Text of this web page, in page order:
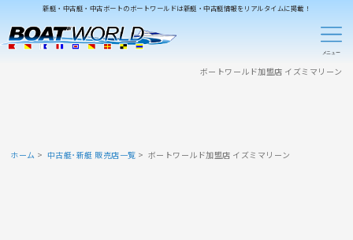
新艇・中古艇・中古ボートのボートワールドは新艇・中古艇情報をリアルタイムに掲載！
ボートワールド加盟店 イズミマリーン
ホーム 中古艇･新艇 販売店一覧 ボートワールド加盟店 イズミマリーン